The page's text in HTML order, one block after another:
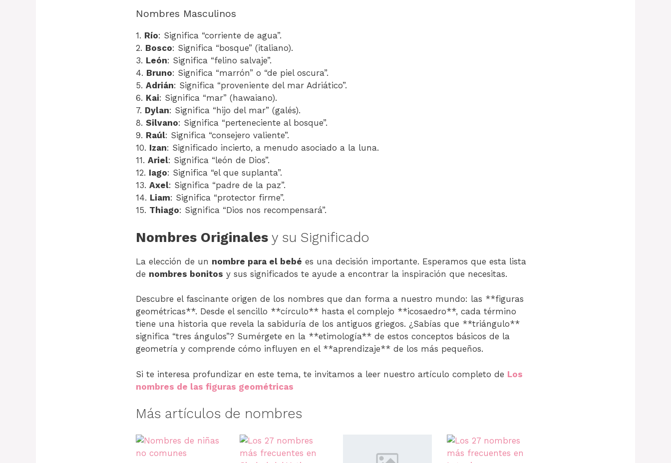
Nombres Masculinos
1. Río: Significa “corriente de agua”.
2. Bosco: Significa “bosque” (italiano).
3. León: Significa “felino salvaje”.
4. Bruno: Significa “marrón” o “de piel oscura”.
5. Adrián: Significa “proveniente del mar Adriático”.
6. Kai: Significa “mar” (hawaiano).
7. Dylan: Significa “hijo del mar” (galés).
8. Silvano: Significa “perteneciente al bosque”.
9. Raúl: Significa “consejero valiente”.
10. Izan: Significado incierto, a menudo asociado a la luna.
11. Ariel: Significa “león de Dios”.
12. Iago: Significa “el que suplanta”.
13. Axel: Significa “padre de la paz”.
14. Liam: Significa “protector firme”.
15. Thiago: Significa “Dios nos recompensará”.
Nombres Originales y su Significado
La elección de un nombre para el bebé es una decisión importante. Esperamos que esta lista
de nombres bonitos y sus significados te ayude a encontrar la inspiración que necesitas.
Descubre el fascinante origen de los nombres que dan forma a nuestro mundo: las **figuras
geométricas**. Desde el sencillo **círculo** hasta el complejo **icosaedro**, cada término
tiene una historia que revela la sabiduría de los antiguos griegos. ¿Sabías que **triángulo**
significa “tres ángulos”? Sumérgete en la **etimología** de estos conceptos básicos de la
geometría y comprende cómo influyen en el **aprendizaje** de los más pequeños.
Si te interesa profundizar en este tema, te invitamos a leer nuestro artículo completo de Los
nombres de las figuras geométricas
Más artículos de nombres